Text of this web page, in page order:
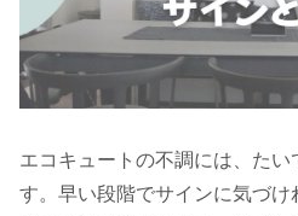
エコキュートの不調には、たい
す。早い段階でサインに気づけ